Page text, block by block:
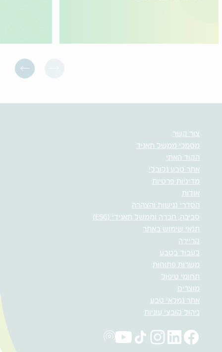
צור קשר
מסמכי ממשל תאגיד
הקוד האתי
אתר טבע גלובלי
מדיניות פרטיות
אודות
הסדרי נגישות והצהרה
סביבה, חברה וממשל תאגידי (ESG)
תנאי שימוש באתר
קריירה
לעבוד בטבע
משרות פתוחות
תחומי טיפול
מוצרים
אתר גמלאי טבע
ניהול קובצי עוגיות